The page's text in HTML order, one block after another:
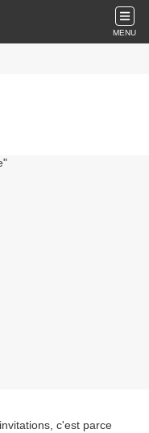
MENU
c'est parce